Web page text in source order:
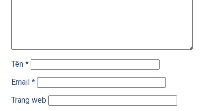
Tên *
Email *
Trang web